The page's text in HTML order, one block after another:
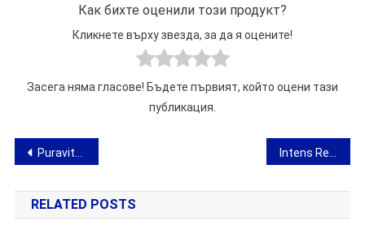
Как бихте оценили този продукт?
Кликнете върху звезда, за да я оцените!
Засега няма гласове! Бъдете първият, който оцени тази
публикация.
Навигация
Puraviten – мнение за гела за болки в ставите и костите
RELATED POSTS